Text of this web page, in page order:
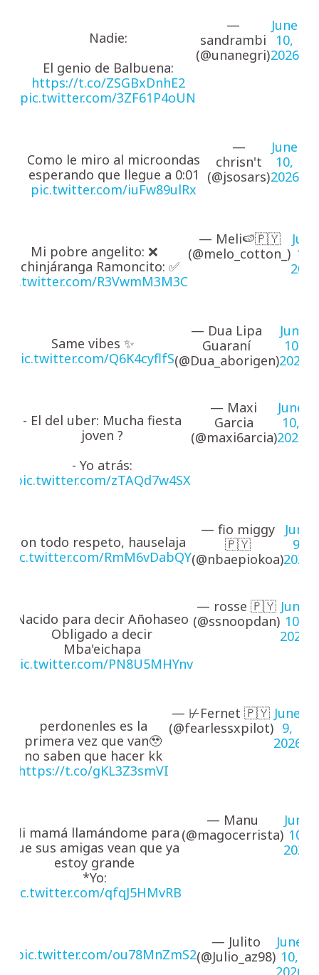
Nadie:
El genio de Balbuena:
https://t.co/ZSGBxDnhE2
pic.twitter.com/3ZF61P4oUN
—
sandrambi
(@unanegri)
June
10,
2026
Como le miro al microondas
esperando que llegue a 0:01
pic.twitter.com/iuFw89ulRx
—
chrisn't
(@jsosars)
June
10,
2026
Mi pobre angelito: ❌
Aichinjáranga Ramoncito: ✅
pic.twitter.com/R3VwmM3M3C
— Meli🍉🇵🇾
(@melo_cotton_)
June
10,
2026
Same vibes ✨
pic.twitter.com/Q6K4cyflfS
— Dua Lipa
Guaraní
(@Dua_aborigen)
June
10,
2026
- El del uber: Mucha fiesta
joven ?
- Yo atrás:
pic.twitter.com/zTAQd7w4SX
— Maxi
Garcia
(@maxi6arcia)
June
10,
2026
Con todo respeto, hauselaja
pic.twitter.com/RmM6vDabQY
— fio miggy
🇵🇾
(@nbaepiokoa)
June
9,
2026
Nacido para decir Añohaseo
Obligado a decir
Mba'eichapa
pic.twitter.com/PN8U5MHYnv
— rosse 🇵🇾
(@ssnoopdan)
June
10,
2026
perdonenles es la
primera vez que van🥹
no saben que hacer kk
https://t.co/gKL3Z3smVI
— ⊬Fernet 🇵🇾
(@fearlessxpilot)
June
9,
2026
Mi mamá llamándome para
que sus amigas vean que ya
estoy grande
*Yo:
pic.twitter.com/qfqJ5HMvRB
— Manu
(@magocerrista)
June
10,
2026
pic.twitter.com/ou78MnZmS2
— Julito
(@Julio_az98)
June
10,
2026